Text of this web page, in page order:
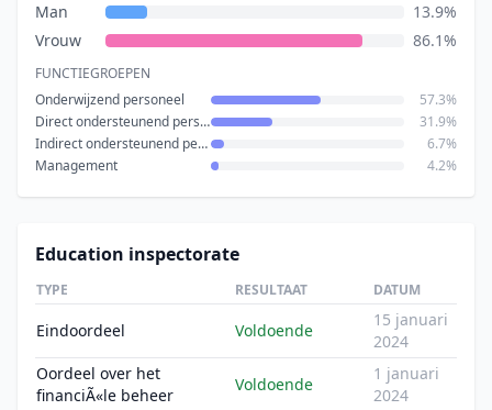
Man
13.9%
Vrouw
86.1%
FUNCTIEGROEPEN
Onderwijzend personeel
57.3%
Direct ondersteunend personeel
31.9%
Indirect ondersteunend personeel
6.7%
Management
4.2%
Education inspectorate
TYPE RESULTAAT DATUM
Eindoordeel Voldoende
15 januari
2024
Oordeel over het
financiÃ«le beheer
Voldoende
1 januari
2024